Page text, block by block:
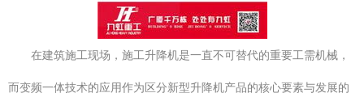
在建筑施工现场，施工升降机是一直不可替代的重要工需机械，
而变频一体技术的应用作为区分新型升降机产品的核心要素与发展的